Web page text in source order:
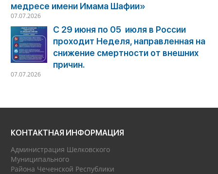
медресе имени Имама Шафии»
07.07.2026
С 29 июня по 05 июля в России
проходит Неделя, направленная на
снижение смертности от внешних
причин.
07.07.2026
КОНТАКТНАЯ ИНФОРМАЦИЯ
Администрация Шелковского
Муниципального
Района Чеченской Республики